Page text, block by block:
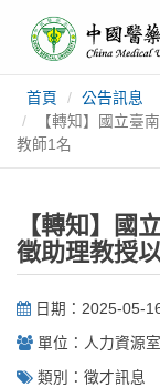
要
中
國
醫
藥
大
學
首頁
公告訊息
【轉知】國立臺
教師1名
【轉知】國
徵助理教授
日期：2025-05-
單位：人力資源室
類別：徵才訊息